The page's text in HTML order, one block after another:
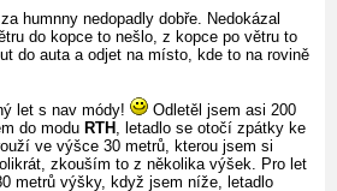
humnny nedopadly dobře. Nedokázal
do kopce to nešlo, z kopce po větru to
do auta a odjet na místo, kde to na rovině
let s nav módy!
Odletěl jsem asi 200
do modu RTH , letadlo se otočí zpátky ke
ve výšce 30 metrů, kterou jsem si
zkouším to z několika výšek. Pro let
metrů výšky, když jsem níže, letadlo